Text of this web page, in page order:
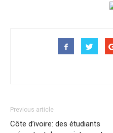
Previous article
Côte d’ivoire: des étudiants